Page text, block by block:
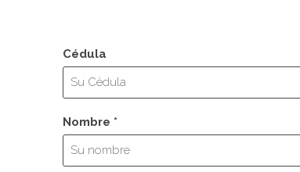
Cédula
Nombre *